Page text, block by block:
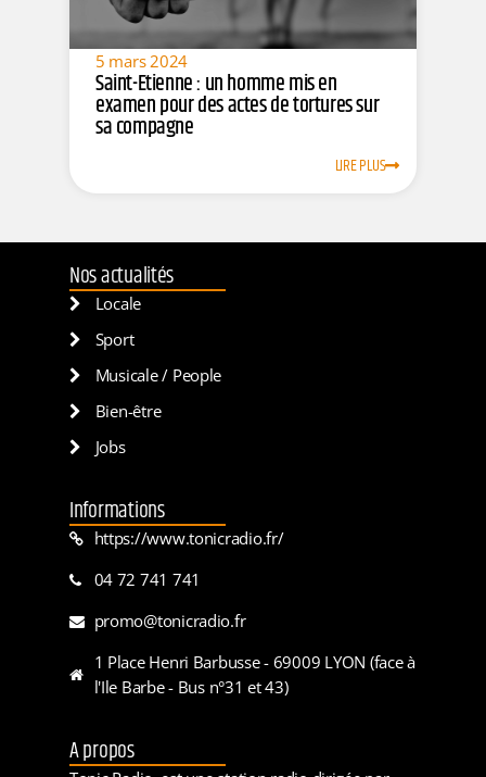
5 mars 2024
Saint-Etienne : un homme mis en
examen pour des actes de tortures sur
sa compagne
LIRE PLUS
Nos actualités
Locale
Sport
Musicale / People
Bien-être
Jobs
Informations
https://www.tonicradio.fr/
04 72 741 741
promo@tonicradio.fr
1 Place Henri Barbusse - 69009 LYON (face à
l'Ile Barbe - Bus n°31 et 43)
A propos